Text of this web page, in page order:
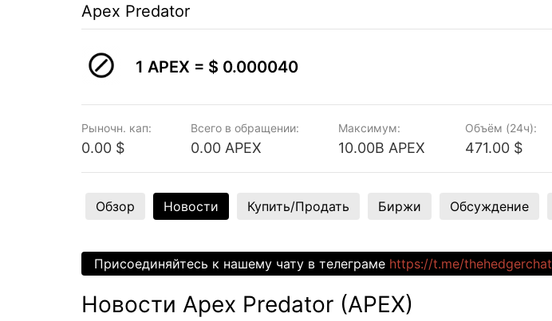
Apex Predator
1 APEX = $ 0.000040
Рыночн. кап:
0.00 $
Всего в обращении:
0.00 APEX
Максимум:
10.00B APEX
Объём (24ч):
471.00 $
Обзор Новости Купить/Продать Биржи Обсуждение
Присоединяйтесь к нашему чату в телеграме https://t.me/thehedgerchat
Новости Apex Predator (APEX)